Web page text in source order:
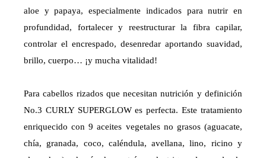
aloe y papaya, especialmente indicados para nutrir en
profundidad, fortalecer y reestructurar la fibra capilar,
controlar el encrespado, desenredar aportando suavidad,
brillo, cuerpo… ¡y mucha vitalidad!
Para cabellos rizados que necesitan nutrición y definición
No.3 CURLY SUPERGLOW es perfecta. Este tratamiento
enriquecido con 9 aceites vegetales no grasos (aguacate,
chía, granada, coco, caléndula, avellana, lino, ricino y